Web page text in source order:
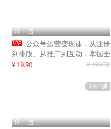
 千启
 公众号运营变现课，从注册
到排版、从推广到互动，掌握全
流程，开启个人品牌月入
¥ 19.90 ¥ 199.00
1章1课
 千启